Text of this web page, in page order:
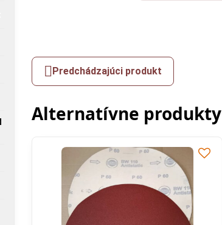
Predchádzajúci produkt
Alternatívne produkty